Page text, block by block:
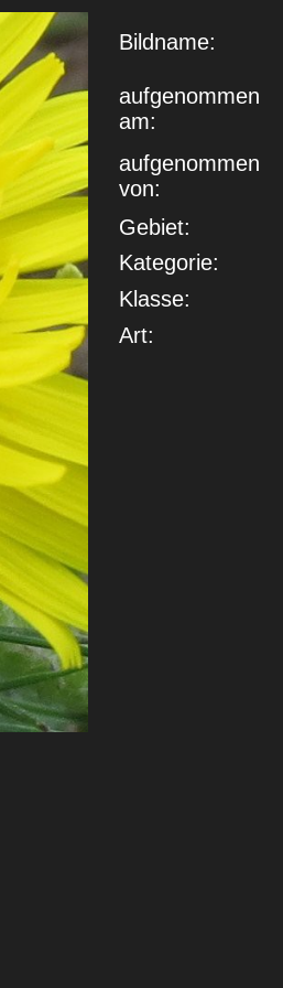
Bildname:
aufgenommen
am:
aufgenommen
von:
Gebiet:
Kategorie:
Klasse:
Art: